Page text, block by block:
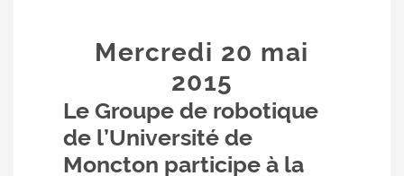
Mercredi 20 mai
2015
Le Groupe de robotique
de l’Université de
Moncton participe à la